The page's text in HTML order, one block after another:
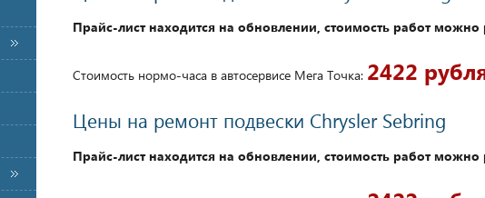
Прайс-лист находится на обновлении, стоимость работ можно
Стоимость нормо-часа в автосервисе Мега Точка: 2422
Цены на ремонт подвески Chrysler Sebring
Прайс-лист находится на обновлении, стоимость работ можно